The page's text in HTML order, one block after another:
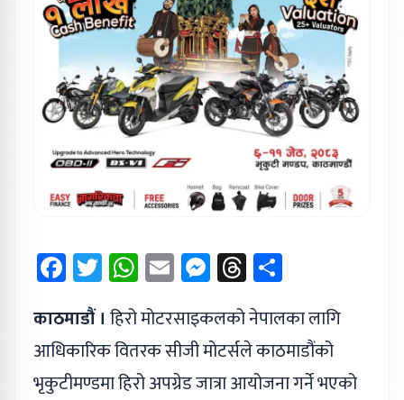
Facebook
Twitter
WhatsApp
EmailMessenger
Threads
काठमाडौं । हिरो मोटरसाइकलको नेपालका लागि
आधिकारिक वितरक सीजी मोटर्सले काठमाडौंको
भृकुटीमण्डमा हिरो अपग्रेड जात्रा आयोजना गर्ने भएको